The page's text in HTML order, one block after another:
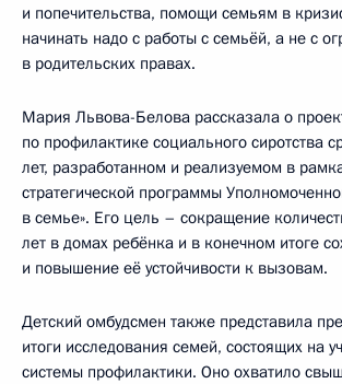
и попечительства, помощи семьям в
начинать надо с работы с семьёй, а не с
в родительских правах.
Мария Львова-Белова рассказала о
по профилактике социального сиротства
лет, разработанном и реализуемом в
стратегической программы
в семье». Его цель – сокращение
лет в домах ребёнка и в конечном итоге
и повышение её устойчивости к вызовам.
Детский омбудсмен также представила
итоги исследования семей, состоящих на
системы профилактики. Оно охватило